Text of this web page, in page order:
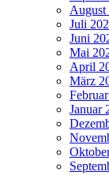
August
Juli
Juni
Mai
April
März
Januar